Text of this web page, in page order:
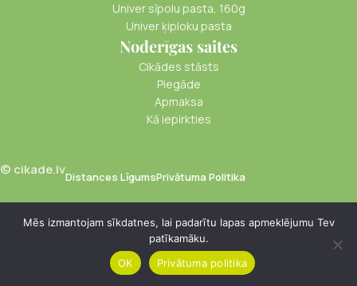
Univer sīpolu pasta, 160g
Univer ķiploku pasta
Noderīgas saites
Cikādes stāsts
Piegāde
Apmaksa
Kā iepirkties
© cikade.lvDistances LīgumsPrivātuma Politika
ķimeņu eļļa
8.00
PVN
iekļauts
- +
Mēs izmantojam sīkdatnes, lai padarītu lapas apmeklējumu Tev
patīkamāku.
OK
Privātuma politika